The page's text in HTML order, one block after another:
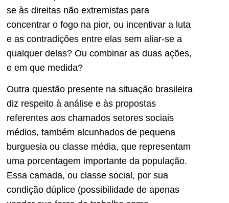
se às direitas não extremistas para
concentrar o fogo na pior, ou incentivar a luta
e as contradições entre elas sem aliar-se a
qualquer delas? Ou combinar as duas ações,
e em que medida?
Outra questão presente na situação brasileira
diz respeito à análise e às propostas
referentes aos chamados setores sociais
médios, também alcunhados de pequena
burguesia ou classe média, que representam
uma porcentagem importante da população.
Essa camada, ou classe social, por sua
condição dúplice (possibilidade de apenas